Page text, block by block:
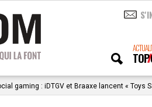
TOP
gaming : iDTGV et Braaxe lancent « Toys